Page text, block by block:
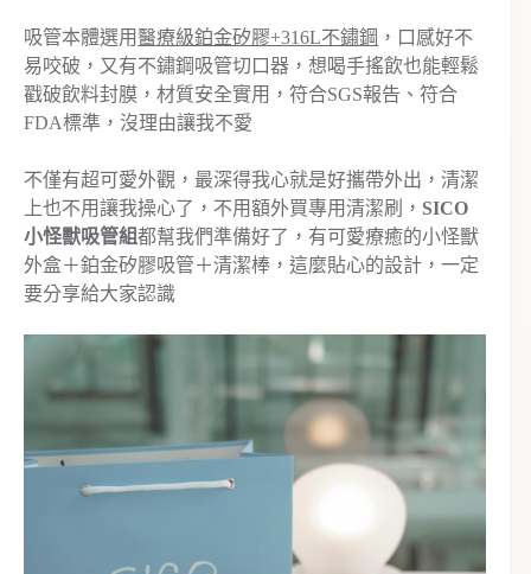
吸管本體選用醫療級鉑金矽膠+316L不鏽鋼 ，口感好不
易咬破，又有不鏽鋼吸管切口器，想喝手搖飲也能輕鬆
戳破飲料封膜，材質安全實用，符合SGS報告、符合
FDA標準，沒理由讓我不愛
不僅有超可愛外觀，最深得我心就是好攜帶外出，清潔
上也不用讓我操心了，不用額外買專用清潔刷， SICO
小怪獸吸管組都幫我們準備好了，有可愛療癒的小怪獸
外盒＋鉑金矽膠吸管＋清潔棒，這麼貼心的設計，一定
要分享給大家認識